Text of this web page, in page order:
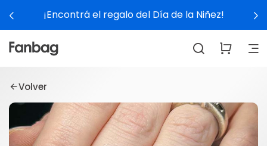
¡Encontrá el regalo del Día de la Niñez!
Volver